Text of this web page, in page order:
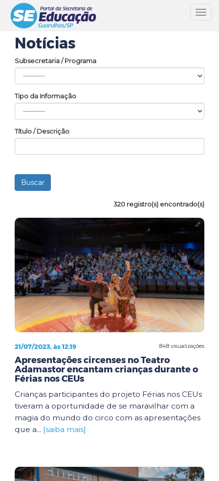
Notícias
Subsecretaria / Programa
Tipo da Informação
Título / Descrição
320 registro(s) encontrado(s)
848 visualizações
21/07/2023, às 12:19
Apresentações circenses no Teatro
Adamastor encantam crianças durante o
Férias nos CEUs
Crianças participantes do projeto Férias nos CEUs
tiveram a oportunidade de se maravilhar com a
magia do mundo do circo com as apresentações
que a... [saiba mais]